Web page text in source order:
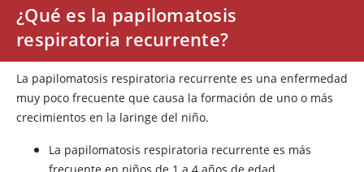
¿Qué es la papilomatosis
respiratoria recurrente?
La papilomatosis respiratoria recurrente es una enfermedad
muy poco frecuente que causa la formación de uno o más
crecimientos en la laringe del niño.
La papilomatosis respiratoria recurrente es más